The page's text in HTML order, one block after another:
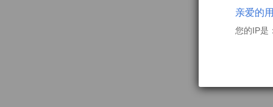
亲爱的
您的IP是